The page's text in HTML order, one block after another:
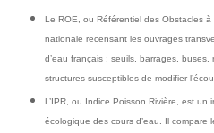
Le ROE, ou Référentiel des Obstacles à
nationale recensant les ouvrages
d’eau français : seuils, barrages,
structures susceptibles de modifier
L’IPR, ou Indice Poisson Rivière, est un
écologique des cours d’eau. Il compare